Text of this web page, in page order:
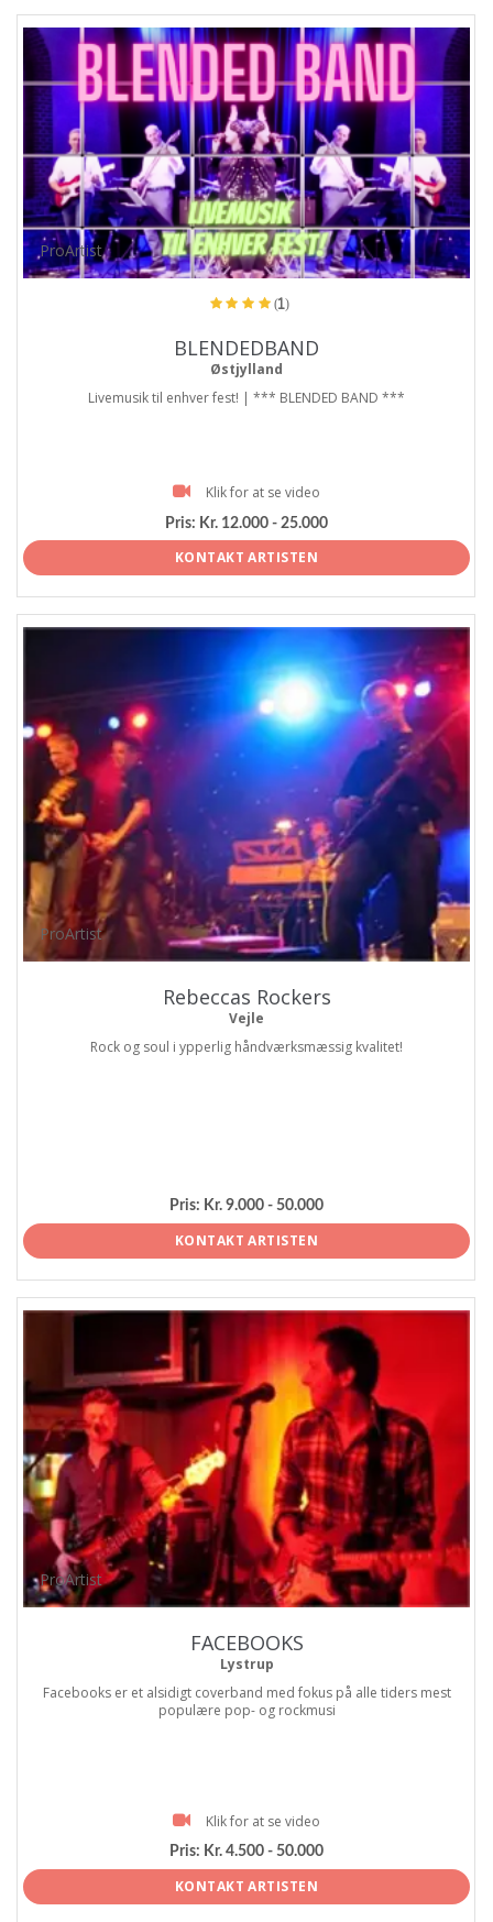
ProArtist
(1)
BLENDEDBAND
Østjylland
Livemusik til enhver fest! | *** BLENDED BAND ***
Klik for at se video
Pris: Kr. 12.000 - 25.000
KONTAKT ARTISTEN
ProArtist
Rebeccas Rockers
Vejle
Rock og soul i ypperlig håndværksmæssig kvalitet!
Pris: Kr. 9.000 - 50.000
KONTAKT ARTISTEN
ProArtist
FACEBOOKS
Lystrup
Facebooks er et alsidigt coverband med fokus på alle tiders mest
populære pop- og rockmusi
Klik for at se video
Pris: Kr. 4.500 - 50.000
KONTAKT ARTISTEN